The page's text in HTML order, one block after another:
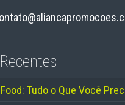
Tudo o Que Você